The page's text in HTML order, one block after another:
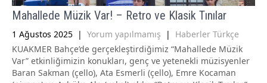
Mahallede Müzik Var! – Retro ve Klasik Tınılar
1 Ağustos 2025 | Yorum yapılmamış | Haberler Türkçe
KUAKMER Bahçe’de gerçekleştirdiğimiz “Mahallede Müzik
Var” etkinliğimizin konukları, genç ve yetenekli müzisyenler
Baran Sakman (çello), Ata Esmerli (çello), Emre Kocaman